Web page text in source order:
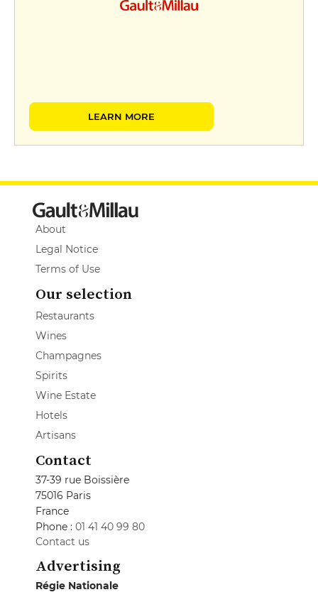
LEARN MORE
About
Legal Notice
Terms of Use
Our selection
Restaurants
Wines
Champagnes
Spirits
Wine Estate
Hotels
Artisans
Contact
37-39 rue Boissière
75016 Paris
France
Phone : 01 41 40 99 80
Contact us
Advertising
Régie Nationale